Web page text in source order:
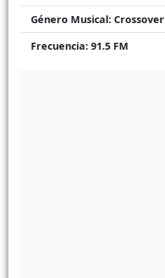
Género Musical: Crossover
Frecuencia: 91.5 FM